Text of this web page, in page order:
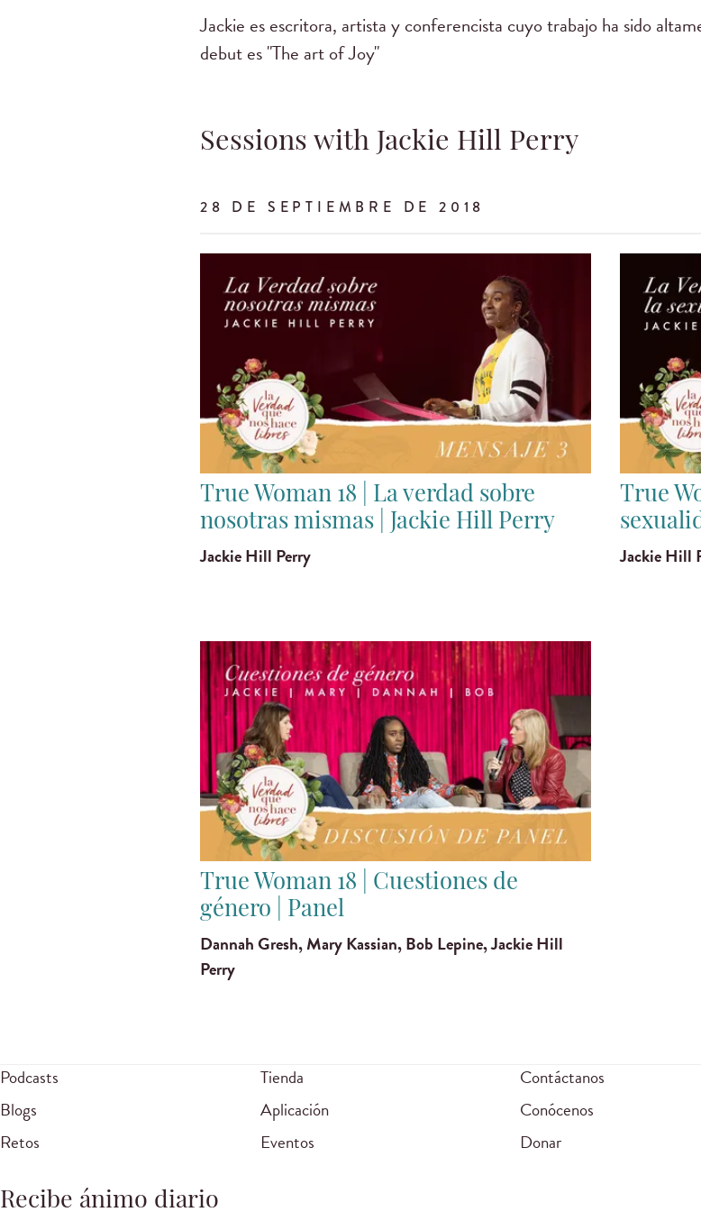
Jackie es escritora, artista y conferencista cuyo trabajo ha sido
debut es "The art of Joy"
Sessions with Jackie Hill Perry
28 DE SEPTIEMBRE DE 2018
True Woman 18 | La verdad sobre
nosotras mismas | Jackie Hill Perry
Jackie Hill Perry
True
Jackie Hill
True Woman 18 | Cuestiones de
género | Panel
Dannah Gresh, Mary Kassian, Bob Lepine, Jackie Hill
Perry
Podcasts
Blogs
Retos
Tienda
Aplicación
Eventos
Contáctanos
Conócenos
Donar
Recibe ánimo diario